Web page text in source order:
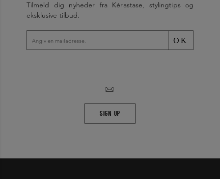
Tilmeld dig nyheder fra Kérastase, stylingtips og
eksklusive tilbud.
OK
SIGN UP